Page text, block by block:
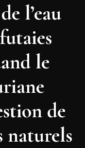
l’eau
le
de
naturels